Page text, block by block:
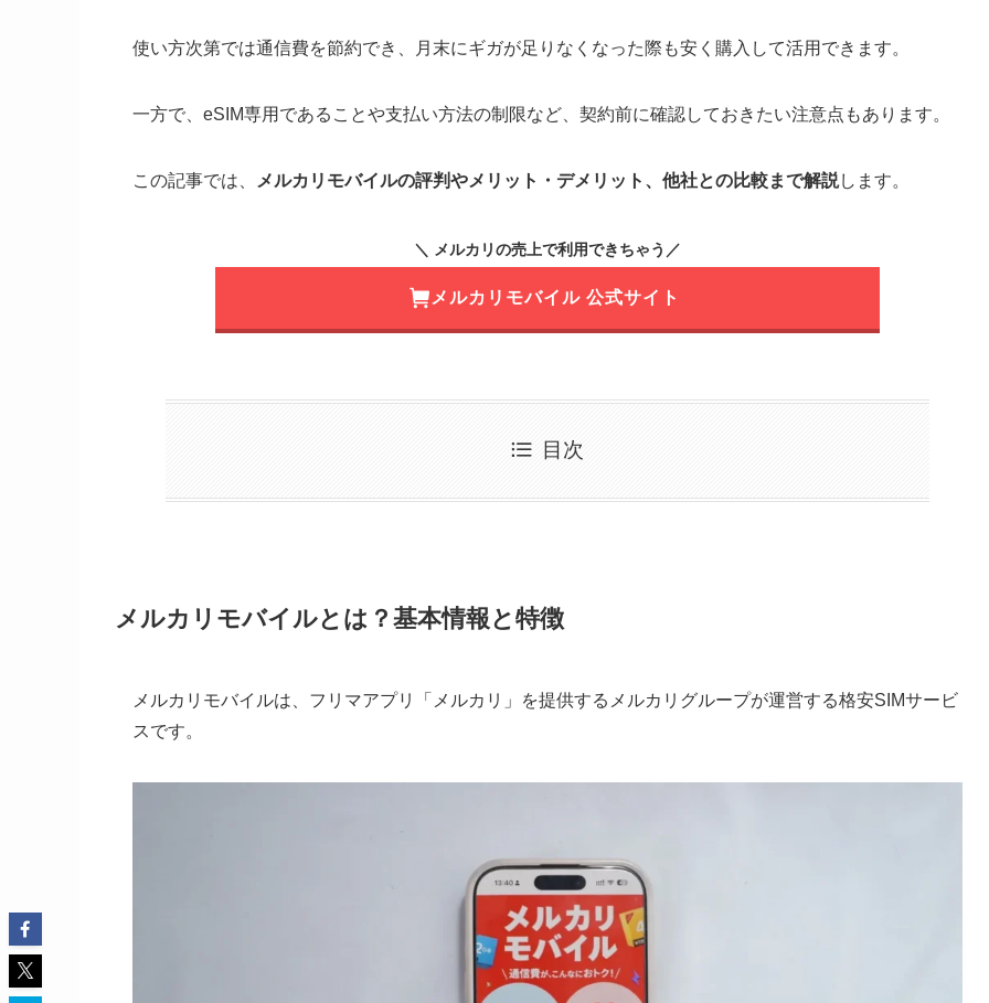
使い方次第では通信費を節約でき、月末にギガが足りなくなった際も安く購入して活用できます。
一方で、eSIM専用であることや支払い方法の制限など、契約前に確認しておきたい注意点もあります。
この記事では、 メルカリモバイルの評判やメリット・デメリット、他社との比較まで解説します。
＼ メルカリの売上で利用できちゃう／
メルカリモバイル 公式サイト
目次
メルカリモバイルとは？基本情報と特徴
メルカリモバイルは、フリマアプリ「メルカリ」を提供するメルカリグループが運営する格安SIMサービ
スです。